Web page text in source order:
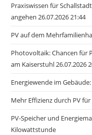
Praxiswissen für
angehen 26.07.2026 21:44
PV auf dem
Photovoltaik: Chancen für
am Kaiserstuhl 26.07.2026
Energiewende im
Mehr Effizienz durch PV
PV-Speicher und
Kilowattstunde